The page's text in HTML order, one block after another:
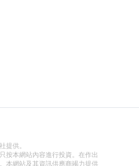
提供。
按本網站內容進行投資。在作出
本網站及其資訊供應商竭力提供